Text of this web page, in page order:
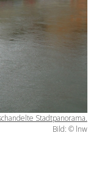
Stadtpanorama.
Bild: © lnw